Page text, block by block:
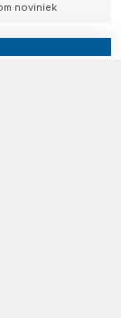
noviniek